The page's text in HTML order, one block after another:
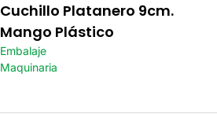
Cuchillo Platanero 9cm.
Mango Plástico
Embalaje
Maquinaria